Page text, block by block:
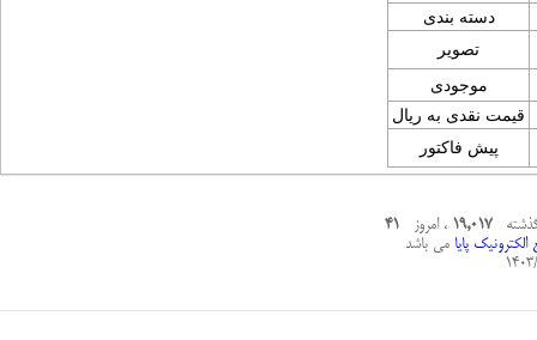
دسته بندی
تصویر
موجودی
قیمت نقدی به ریال
پیش فاکتور
گذشته19,017 ، امروز41
الکترونیک پایامی باشد